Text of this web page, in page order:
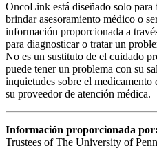
OncoLink está diseñado solo para
brindar asesoramiento médico o
información proporcionada a
para diagnosticar o tratar un
No es un sustituto de el cuidado
puede tener un problema con su
inquietudes sobre el medicamento
su proveedor de atención médica.
Información proporcionada por:
Trustees of The University of